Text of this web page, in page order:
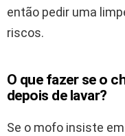
então pedir uma
riscos.
O que fazer se o
depois de lavar?
Se o mofo insiste